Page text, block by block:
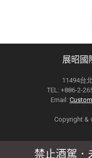
展昭國
11494台
TEL: +886-2-
Email:
Copyright &
禁止酒駕．